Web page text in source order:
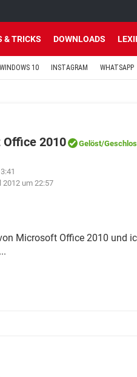
& TRICKS DOWNLOADS
WINDOWS 10 INSTAGRAM WHATSAPP
2010 Gelöst/
2012 um 22:57
Microsoft Office 2010 und